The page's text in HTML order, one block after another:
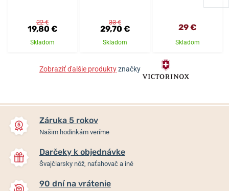
22 €
19,80 €
Skladom
33 €
29,70 €
Skladom
29 €
Skladom
Zobraziť ďalšie produktyznačky
Záruka 5 rokov
Našim hodinkám veríme
Darčeky k objednávke
Švajčiarsky nôž, naťahovač a iné
90 dní na vrátenie